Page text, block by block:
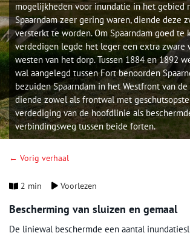
mogelijkheden voor inundatie in het gebied
Spaarndam zeer gering waren, diende deze
versterkt te worden. Om Spaarndam goed te
verdedigen legde het leger een extra zware
westen van het dorp. Tussen 1884 en 1892
wal aangelegd tussen Fort benoorden
bezuiden Spaarndam in het Westfront van
diende zowel als frontwal met
verdediging van de hoofdlinie als
verbindingsweg tussen beide forten.
← Vorig verhaal
2 min Voorlezen
Bescherming van sluizen en gemaal
De liniewal beschermde een aantal